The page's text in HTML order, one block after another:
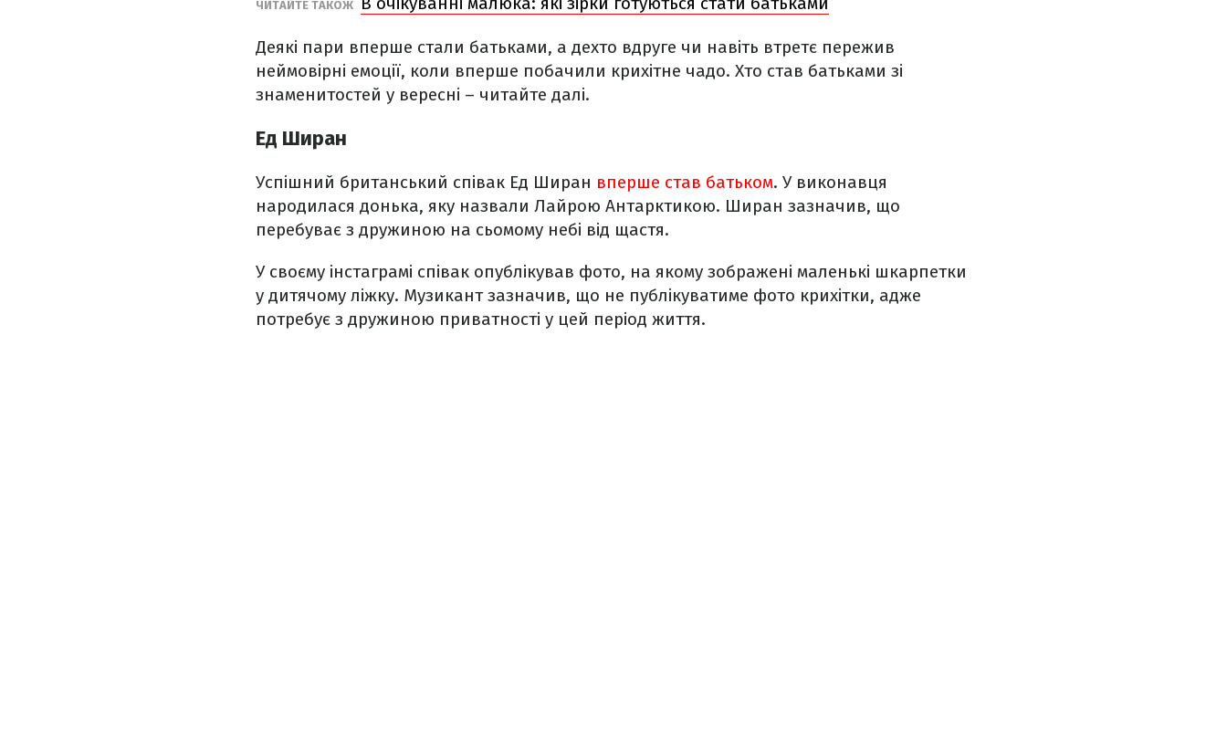
ЧИТАЙТЕ ТАКОЖ
Деякі пари вперше стали батьками, а дехто вдруге чи навіть втретє пережив
неймовірні емоції, коли вперше побачили крихітне чадо. Хто став батьками зі
знаменитостей у вересні – читайте далі.
Ед Ширан
Успішний британський співак Ед Ширан вперше став батьком. У виконавця
народилася донька, яку назвали Лайрою Антарктикою. Ширан зазначив, що
перебуває з дружиною на сьомому небі від щастя.
У своєму інстаграмі співак опублікував фото, на якому зображені маленькі шкарпетки
у дитячому ліжку. Музикант зазначив, що не публікуватиме фото крихітки, адже
потребує з дружиною приватності у цей період життя.